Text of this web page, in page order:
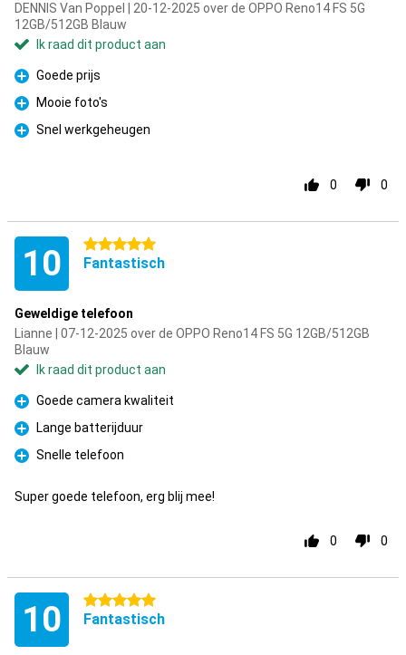
DENNIS Van Poppel | 20-12-2025 over de OPPO Reno14 FS 5G
12GB/512GB Blauw
Ik raad dit product aan
Pluspunt
Goede prijs
Pluspunt
Mooie foto's
Pluspunt
Snel werkgeheugen
0 0
10 5 sterren
Fantastisch
Geweldige telefoon
Lianne | 07-12-2025 over de OPPO Reno14 FS 5G 12GB/512GB
Blauw
Ik raad dit product aan
Pluspunt
Goede camera kwaliteit
Pluspunt
Lange batterijduur
Pluspunt
Snelle telefoon
Super goede telefoon, erg blij mee!
0 0
10 5 sterren
Fantastisch